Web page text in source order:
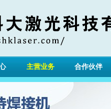
主营业务 合作伙伴